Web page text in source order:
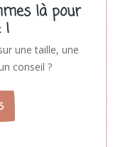
là pour
!
une taille, une
conseil ?